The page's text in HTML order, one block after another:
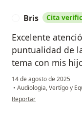
Bris Cita
Excelente
puntualidad de
tema con mis
14 de agosto de 2025
• Audiologia, Vertígo y
en opinión del usuario Bris
Reportar